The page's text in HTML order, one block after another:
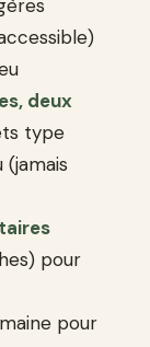
deux
type
pour
pour